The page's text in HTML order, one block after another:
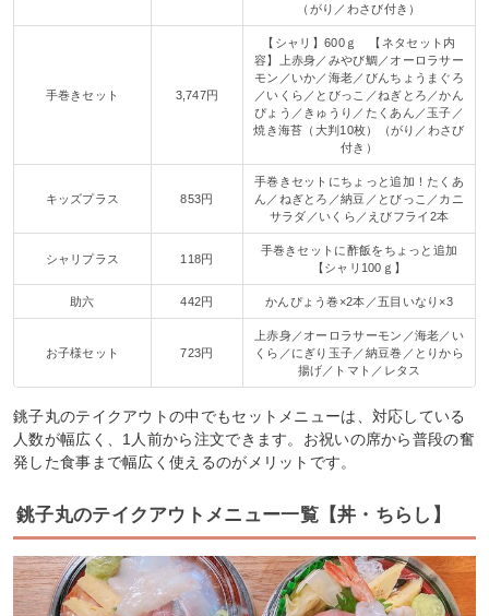
（がり／わさび付き）
手巻きセット 3,747円
【シャリ】600ｇ 【ネタセット内
容】上赤身／みやび鯛／オーロラサー
モン／いか／海老／びんちょうまぐろ
／いくら／とびっこ／ねぎとろ／かん
ぴょう／きゅうり／たくあん／玉子／
焼き海苔（大判10枚）（がり／わさび
付き）
キッズプラス 853円
手巻きセットにちょっと追加！たくあ
ん／ねぎとろ／納豆／とびっこ／カニ
サラダ／いくら／えびフライ2本
シャリプラス 118円
手巻きセットに酢飯をちょっと追加
【シャリ100ｇ】
助六 442円 かんぴょう巻×2本／五目いなり×3
お子様セット 723円
上赤身／オーロラサーモン／海老／い
くら／にぎり玉子／納豆巻／とりから
揚げ／トマト／レタス
銚子丸のテイクアウトの中でもセットメニューは、対応している
人数が幅広く、1人前から注文できます。お祝いの席から普段の奮
発した食事まで幅広く使えるのがメリットです。
銚子丸のテイクアウトメニュー一覧【丼・ちらし】